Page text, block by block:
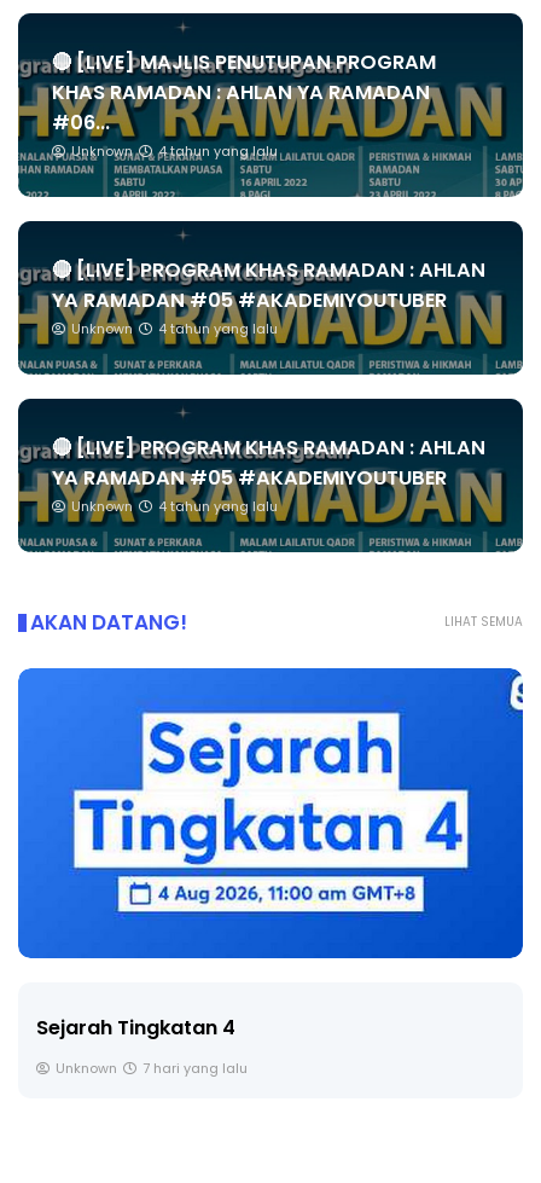
🔴 [LIVE] MAJLIS PENUTUPAN PROGRAM
KHAS RAMADAN : AHLAN YA RAMADAN
#06...
Unknown 4 tahun yang lalu
🔴 [LIVE] PROGRAM KHAS RAMADAN : AHLAN
YA RAMADAN #05 #AKADEMIYOUTUBER
Unknown 4 tahun yang lalu
🔴 [LIVE] PROGRAM KHAS RAMADAN : AHLAN
YA RAMADAN #05 #AKADEMIYOUTUBER
Unknown 4 tahun yang lalu
LIHAT SEMUA
AKAN DATANG!
Sejarah Tingkatan 4
Unknown 7 hari yang lalu